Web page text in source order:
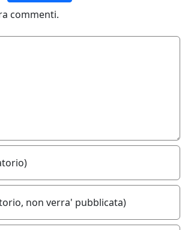
commenti.
non verra' pubblicata)